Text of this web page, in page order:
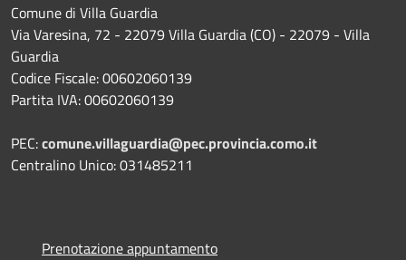
Comune di Villa Guardia
Via Varesina, 72 - 22079 Villa Guardia (CO) - 22079 - Villa
Guardia
Codice Fiscale: 00602060139
Partita IVA: 00602060139
PEC:comune.villaguardia@pec.provincia.como.it
Centralino Unico: 031485211
Prenotazione appuntamento